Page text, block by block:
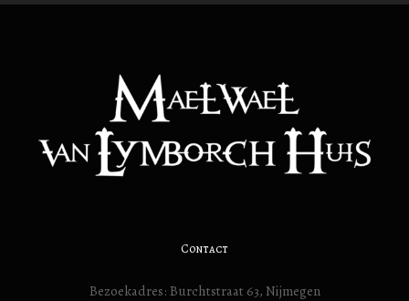
Contact
Bezoekadres: Burchtstraat 63, Nijmegen